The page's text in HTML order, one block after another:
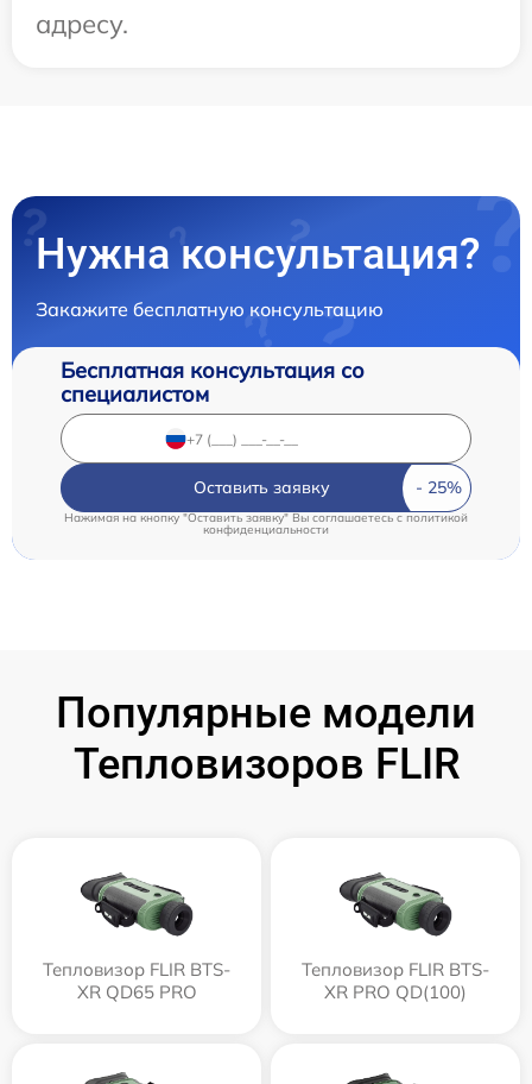
адресу.
Нужна консультация?
Закажите бесплатную консультацию
Бесплатная консультация со
специалистом
Оставить заявку
Нажимая на кнопку "Оставить заявку" Вы соглашаетесь c политикой
конфиденциальности
Популярные модели
Тепловизоров FLIR
Тепловизор FLIR BTS-
XR QD65 PRO
Тепловизор FLIR BTS-
XR PRO QD(100)